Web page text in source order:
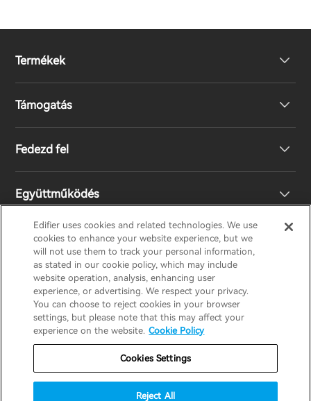
Termékek
Fejhallgató
Támogatás
Terméktámogatás
Lépj kapcsolatba velünk
Fedezd fel
A mi történetünk
Nyomd meg
Design Díj
Társadalmi felelősségek
Együttműködés
Legyen Ön is Forgalmazó
Regionális forgalmazók
EDIFIERAIRPULSESTAXHECATE
Adatvédelmi nyilatkozat
Süti szabályzat
Hungary / Hungarian
Edifier uses cookies and related technologies. We use
cookies to enhance your website experience, but we
will not use them to track your personal information,
as stated in our cookie policy, which may include
website operation, analysis, enhancing user
experience, or advertising. We respect your privacy.
You can choose to reject cookies in your browser
settings, but please note that this may affect your
experience on the website. Cookie Policy
Cookies Settings
Reject All